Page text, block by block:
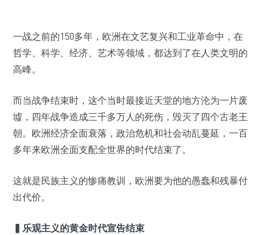
一战之前的150多年，欧洲在文艺复兴和工业革命中，在
哲学、科学、经济、艺术等领域，都达到了在人类文明的
高峰。
而当战争结束时，这个当时最接近天堂的地方沦为一片废
墟，四年战争造成三千多万人的死伤，毁灭了四个古老王
朝。欧洲经济全面衰落，政治危机和社会动乱蔓延，一百
多年来欧洲全面支配全世界的时代结束了。
这就是民族主义的惨痛教训，欧洲要为他的愚蠢和残暴付
出代价。
▍ 乐观主义的黄金时代宣告结束